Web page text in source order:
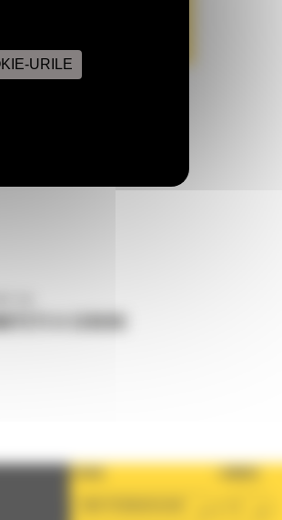
ne
O CERERE
TARA LIMBA
URILE